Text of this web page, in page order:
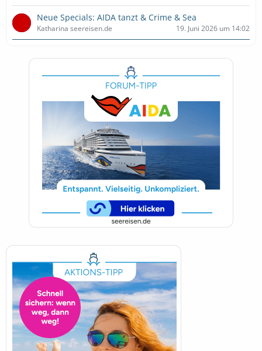
Neue Specials: AIDA tanzt & Crime & Sea
Katharina seereisen.de 19. Juni 2026 um 14:02